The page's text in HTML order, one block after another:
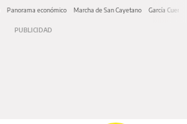
Panorama económico Marcha de San Cayetano García Cuerva